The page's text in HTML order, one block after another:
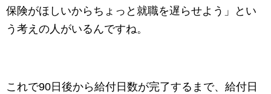
保険がほしいからちょっと就職を遅らせよう」とい
う考えの人がいるんですね。
これで90日後から給付日数が完了するまで、給付日